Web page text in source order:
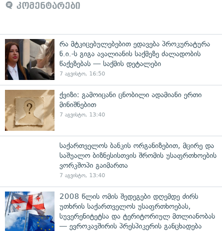
კომენტარები
რა მტკიცებულებებით ედავება პროკურატურა
ნ.ი.-ს გიგა ავალიანის საქმეზე ძალადობის
წაქეზებას — საქმის დეტალები
7 აგვისტო, 16:50
ქვიზი: გამოიცანი ცნობილი ადამიანი ერთი
მინიშნებით
7 აგვისტო, 13:40
საქართველოს ბანკის ორგანიზებით, მცირე და
საშუალო ბიზნესისთვის შრომის უსაფრთხოების
ვორკშოპი გაიმართა
7 აგვისტო, 13:40
2008 წლის ომის შედეგები დღემდე ძირს
უთხრის საქართველოს უსაფრთხოებას,
სუვერენიტეტსა და ტერიტორიულ მთლიანობას
— ევროკავშირის პრესპიკერის განცხადება